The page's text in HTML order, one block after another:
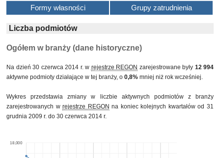
Formy własności
Grupy zatrudnienia
Liczba podmiotów
Ogółem w branży (dane historyczne)
Na dzień 30 czerwca 2014 r. w rejestrze REGON zarejestrowane były 12 994
aktywne podmioty działające w tej branży, o 0,8% mniej niż rok wcześniej.
Wykres przedstawia zmiany w liczbie aktywnych podmiotów z branży
zarejestrowanych wrejestrze REGON na koniec kolejnych kwartałów od 31
grudnia 2009 r. do 30 czerwca 2014 r.
18,000